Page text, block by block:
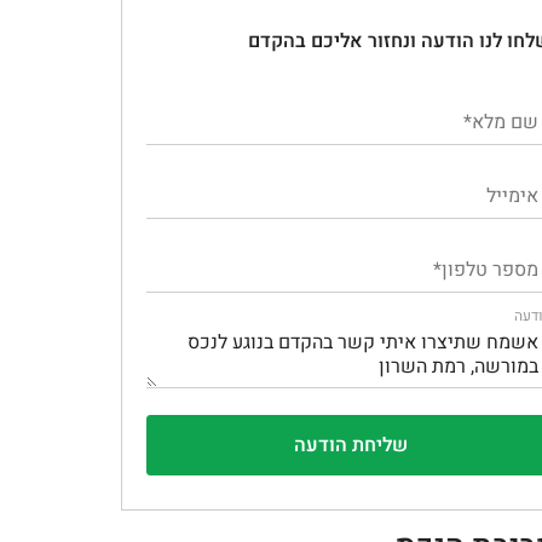
לנו הודעה ונחזור אליכם בהקדם